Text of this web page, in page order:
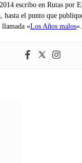
escribo en Rutas por
hasta el punto que
llamada «Los Años malos«.